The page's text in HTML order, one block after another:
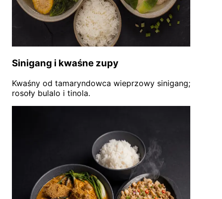
Sinigang i kwaśne zupy
Kwaśny od tamaryndowca wieprzowy sinigang;
rosoły bulalo i tinola.